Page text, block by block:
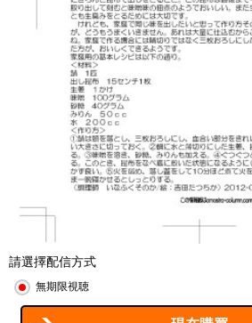
請選擇配信方式
無期限視聴